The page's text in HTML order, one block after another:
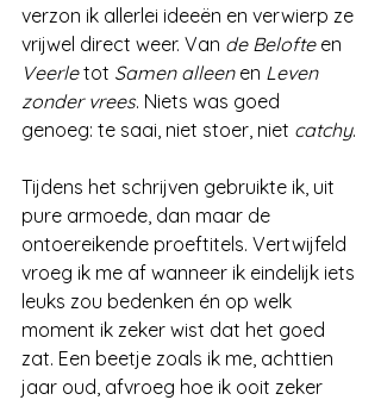
verzon ik allerlei ideeën en verwierp ze
vrijwel direct weer. Van de Belofte en
Veerle tot Samen alleen en Leven
zonder vrees. Niets was goed
genoeg: te saai, niet stoer, niet catchy.
Tijdens het schrijven gebruikte ik, uit
pure armoede, dan maar de
ontoereikende proeftitels. Vertwijfeld
vroeg ik me af wanneer ik eindelijk iets
leuks zou bedenken én op welk
moment ik zeker wist dat het goed
zat. Een beetje zoals ik me, achttien
jaar oud, afvroeg hoe ik ooit zeker